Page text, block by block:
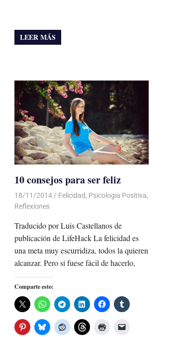
LEER MÁS
10 consejos para ser feliz
18/11/2014 Luis Castellanos
Felicidad, Psicologia Positiva,
Reflexiones
Traducido por Luis Castellanos de
publicación de LifeHack La felicidad es
una meta muy escurridiza, todos la quieren
alcanzar. Pero si fuese fácil de hacerlo,
Comparte esto: